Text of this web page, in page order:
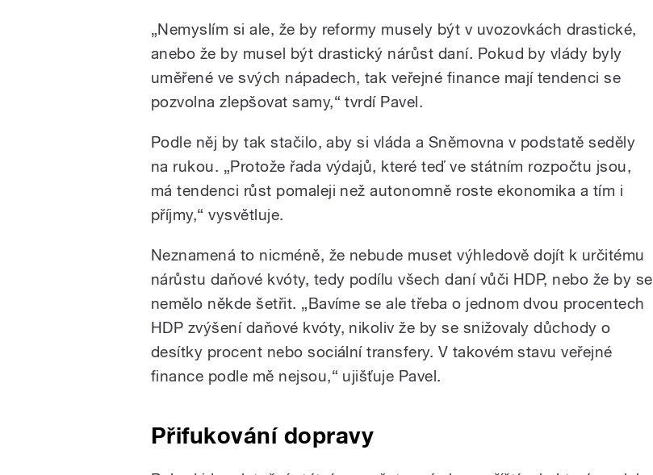
„Nemyslím si ale, že by reformy musely být v uvozovkách drastické,
anebo že by musel být drastický nárůst daní. Pokud by vlády byly
uměřené ve svých nápadech, tak veřejné finance mají tendenci se
pozvolna zlepšovat samy,“ tvrdí Pavel.
Podle něj by tak stačilo, aby si vláda a Sněmovna v podstatě seděly
na rukou. „Protože řada výdajů, které teď ve státním rozpočtu jsou,
má tendenci růst pomaleji než autonomně roste ekonomika a tím i
příjmy,“ vysvětluje.
Neznamená to nicméně, že nebude muset výhledově dojít k určitému
nárůstu daňové kvóty, tedy podílu všech daní vůči HDP, nebo že by se
nemělo někde šetřit. „Bavíme se ale třeba o jednom dvou procentech
HDP zvýšení daňové kvóty, nikoliv že by se snižovaly důchody o
desítky procent nebo sociální transfery. V takovém stavu veřejné
finance podle mě nejsou,“ ujišťuje Pavel.
Přifukování dopravy